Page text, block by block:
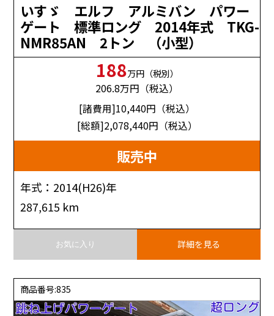
いすゞ エルフ アルミバン パワー
ゲート 標準ロング 2014年式 TKG-
NMR85AN 2トン （小型）
188万円（税別）
206.8万円（税込）
[諸費用]10,440円（税込）
[総額]2,078,440円（税込）
販売中
年式：2014(H26)年
287,615 km
お気に入り 詳細を見る
商品番号:835